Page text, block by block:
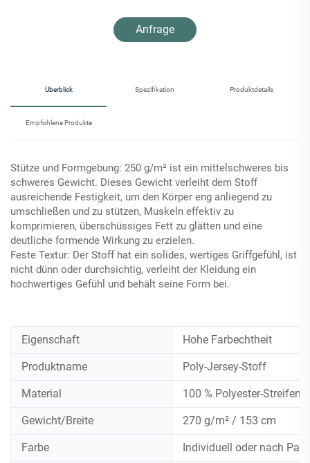
Anfrage
Überblick Spezifikation Produktdetails
Empfohlene Produkte
Stütze und Formgebung: 250 g/m² ist ein mittelschweres bis
schweres Gewicht. Dieses Gewicht verleiht dem Stoff
ausreichende Festigkeit, um den Körper eng anliegend zu
umschließen und zu stützen, Muskeln effektiv zu
komprimieren, überschüssiges Fett zu glätten und eine
deutliche formende Wirkung zu erzielen.
Feste Textur: Der Stoff hat ein solides, wertiges Griffgefühl, ist
nicht dünn oder durchsichtig, verleiht der Kleidung ein
hochwertiges Gefühl und behält seine Form bei.
Eigenschaft Hohe Farbechtheit
Produktname Poly-Jersey-Stoff
Material 100 % Polyester-
Gewicht/Breite 270 g/m² / 153 cm
Farbe Individuell oder nach